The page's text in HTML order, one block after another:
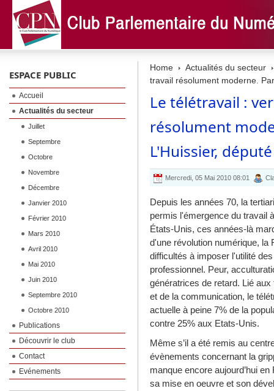
Home
Actualités du secteur
travail résolument moderne.
Le télétravail :
résolument
L'Huissier,
Mercredi, 05 Mai 2010 08:01
Depuis les années 70, la
permis l'émergence du travail
États-Unis, ces années-là
d'une révolution numérique, la
difficultés à imposer l'utilité
professionnel. Peur,
génératrices de retard. Lié aux
et de la communication, le
actuelle à peine 7% de la
contre 25% aux Etats-Unis.
Même s’il a été remis au
évènements concernant la
manque encore aujourd’hui
sa mise en oeuvre et son
ESPACE PUBLIC
Accueil
Actualités du secteur
Juillet
Septembre
Octobre
Novembre
Décembre
Janvier 2010
Février 2010
Mars 2010
Avril 2010
Mai 2010
Juin 2010
Septembre 2010
Octobre 2010
Publications
Découvrir le club
Contact
Evénements